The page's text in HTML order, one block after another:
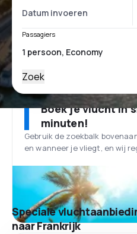
Passagiers
Zoek
Boek je vlucht in
minuten!
Gebruik de zoekbalk
en wanneer je vliegt, en wij
Speciale
naar Frankrijk